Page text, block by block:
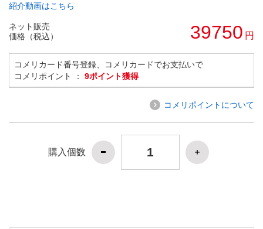
紹介動画はこちら
ネット販売
価格（税込）
39750 円
コメリカード番号登録、コメリカードでお支払いで
コメリポイント ： 9ポイント獲得
コメリポイントについて
購入個数